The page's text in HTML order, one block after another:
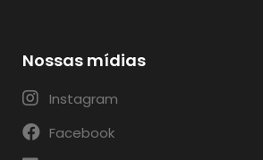
Nossas mídias
Instagram
Facebook